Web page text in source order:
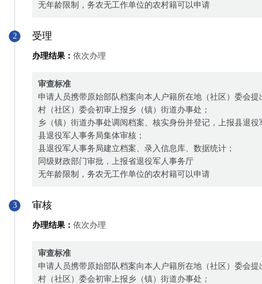
无年龄限制，务农无工作单位的农村籍可以申请
2 受理
办理结果： 依次办理
审查标准
申请人员携带原始部队档案向本人户籍所在地（社区）委会提
村（社区）委会初审上报乡（镇）街道办事处；
乡（镇）街道办事处调阅档案、核实身份并登记，上报县退役
县退役军人事务局集体审核；
县退役军人事务局建立档案、录入信息库、数据统计；
同级财政部门审批，上报省退役军人事务厅
无年龄限制，务农无工作单位的农村籍可以申请
3 审核
办理结果： 依次办理
审查标准
申请人员携带原始部队档案向本人户籍所在地（社区）委会提
村（社区）委会初审上报乡（镇）街道办事处；